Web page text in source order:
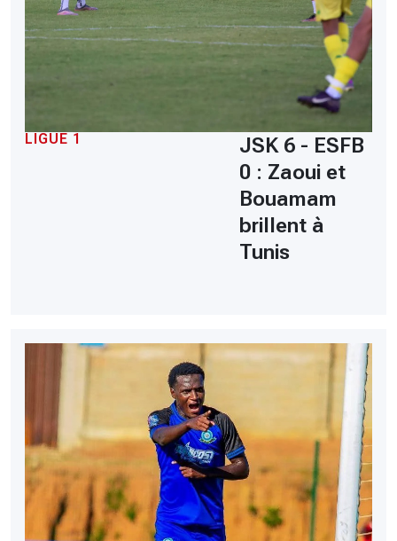
LIGUE 1
JSK 6 - ESFB
0 : Zaoui et
Bouamam
brillent à
Tunis